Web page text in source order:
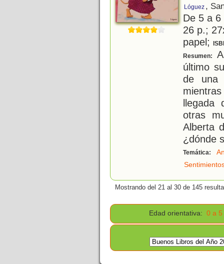
Lóguez ,
De 5 a
26 p.;
papel;
Resumen:
último
de una
llegada
otras
Alberta
¿dónde
Temática:
Mostrando del 21 al 30 de 145
Edad orientativa: 0 a 5